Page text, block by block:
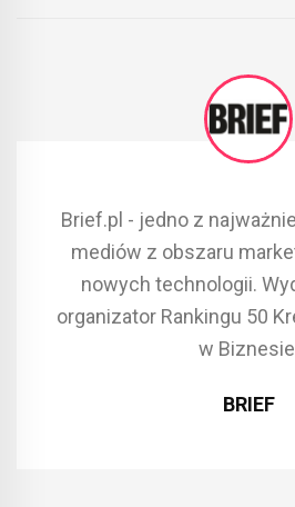
Brief.pl - jedno z
mediów z obszaru
nowych technologii.
organizator Rankingu 50
w
BRIEF